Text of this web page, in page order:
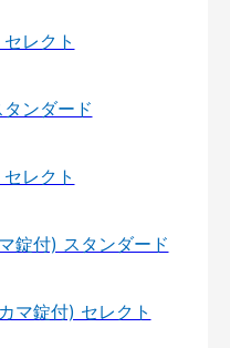
レクト
ンダード
レクト
錠付) スタンダード
マ錠付) セレクト